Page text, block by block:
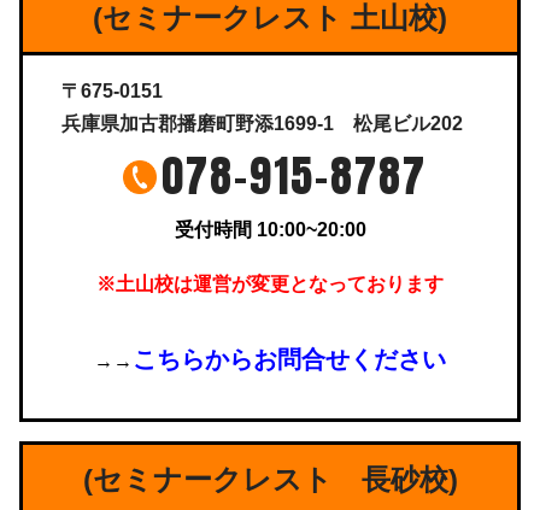
(セミナークレスト 土山校)
〒675-0151
兵庫県加古郡播磨町野添1699-1 松尾ビル202
078-915-8787
受付時間 10:00~20:00
※土山校は運営が変更となっております
→→ こちらからお問合せください
(セミナークレスト 長砂校)